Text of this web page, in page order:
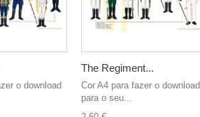
o download
The Regiment...
Cor A4 para fazer o download
para o seu...